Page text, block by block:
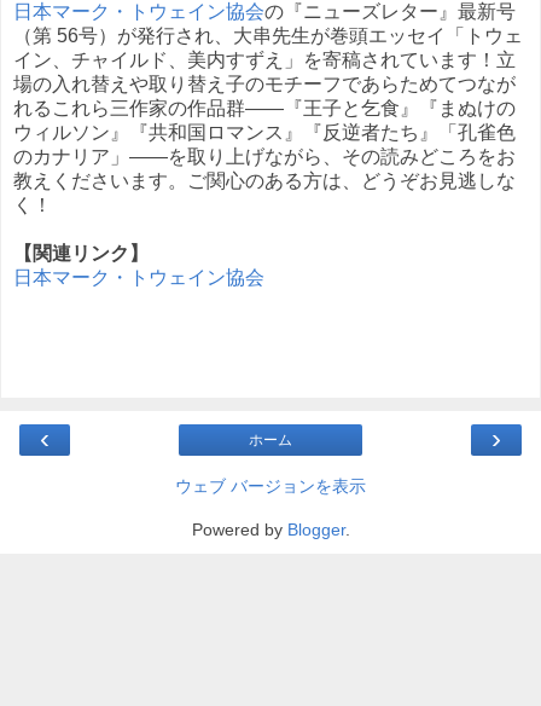
日本マーク・トウェイン協会の『ニューズレター』最新号
（第 56号）が発行され、大串先生が巻頭エッセイ「トウェ
イン、チャイルド、美内すずえ」を寄稿されています！立
場の入れ替えや取り替え子のモチーフであらためてつなが
れるこれら三作家の作品群——『王子と乞食』『まぬけの
ウィルソン』『共和国ロマンス』『反逆者たち』「孔雀色
のカナリア」——を取り上げながら、その読みどころをお
教えくださいます。ご関心のある方は、どうぞお見逃しな
く！
【関連リンク】
日本マーク・トウェイン協会
‹ ›
ホーム
ウェブ バージョンを表示
Powered by Blogger.